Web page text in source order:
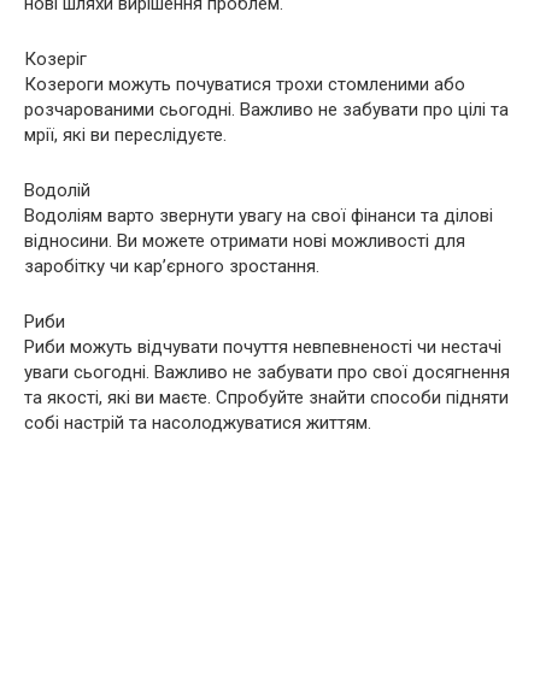
Козеріг
Козероги можуть почуватися трохи стомленими або
розчарованими сьогодні. Важливо не забувати про цілі та
мрії, які ви переслідуєте.
Водолій
Водоліям варто звернути увагу на свої фінанси та ділові
відносини. Ви можете отримати нові можливості для
заробітку чи кар’єрного зростання.
Риби
Риби можуть відчувати почуття невпевненості чи нестачі
уваги сьогодні. Важливо не забувати про свої досягнення
та якості, які ви маєте. Спробуйте знайти способи підняти
собі настрій та насолоджуватися життям.